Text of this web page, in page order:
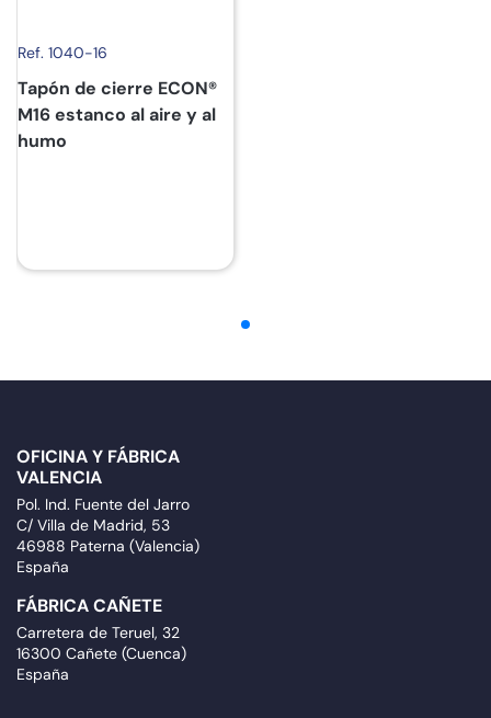
Ref. 1040-16
Tapón de cierre ECON®
M16 estanco al aire y al
humo
OFICINA Y FÁBRICA
VALENCIA
Pol. Ind. Fuente del Jarro
C/ Villa de Madrid, 53
46988 Paterna (Valencia)
España
FÁBRICA CAÑETE
Carretera de Teruel, 32
16300 Cañete (Cuenca)
España